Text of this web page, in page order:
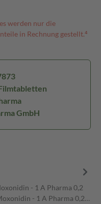
werden nur die
in Rechnung gestellt.⁴
GmbH
- 1 A Pharma 0,2
- 1 A Pharma 0,2…